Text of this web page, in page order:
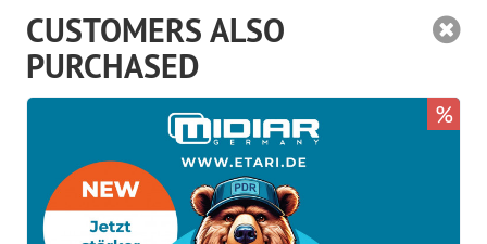
CUSTOMERS ALSO
PURCHASED
%